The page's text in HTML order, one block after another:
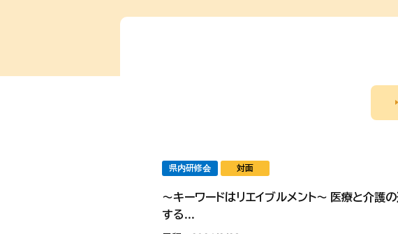
～キーワードはリエイブルメント～ 医療と介護
する...
県内研修会 対面